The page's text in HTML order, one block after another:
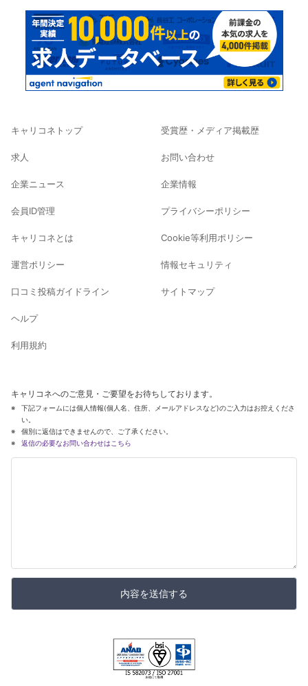
キャリコネトップ
求人
企業ニュース
会員ID管理
キャリコネとは
運営ポリシー
口コミ投稿ガイドライン
ヘルプ
利用規約
受賞歴・メディア掲載歴
お問い合わせ
企業情報
プライバシーポリシー
Cookie等利用ポリシー
情報セキュリティ
サイトマップ
キャリコネへのご意見・ご要望をお待ちしております。
下記フォームには個人情報(個人名、住所、メールアドレスなど)のご入力はお控えくださ
い。
個別に返信はできませんので、ご了承ください。
返信の必要なお問い合わせはこちら
内容を送信する